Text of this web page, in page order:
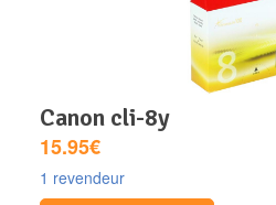
canon cli-8y
15.95€
1 revendeur